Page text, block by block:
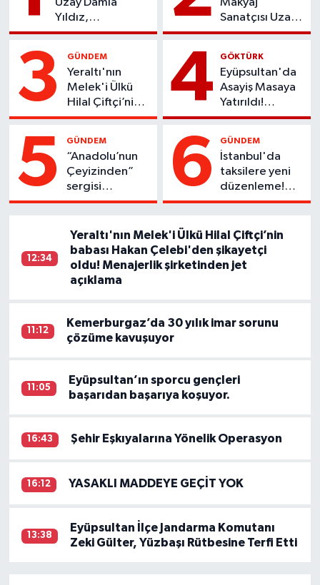
Yıldız,
Uluslararası
Türkiye’yi Temsil
Ediyor
Sanatçısı Uzay
Damla
Unutulmaz
Eğitim
3 GÜNDEM
Yeraltı'nın
Melek'i Ülkü
Hilal Çiftçi’nin
babası Hakan
şikayetçi oldu!
Menajerlik
şirketinden jet
açıklama
4 GÖKTÜRK
Eyüpsultan'da
Asayiş Masaya
Yatırıldı!
Güvenlik
Gerçekleştirildi
5 GÜNDEM
“Anadolu’nun
Çeyizinden”
sergisi
Eyüpsultan’da
buluştu
6 GÜNDEM
İstanbul'da
taksilere yeni
düzenleme!
Araç yaş sınırı
belirlendi.
12:34
Yeraltı'nın Melek'i Ülkü Hilal Çiftçi’nin
babası Hakan Çelebi'den şikayetçi
oldu! Menajerlik şirketinden jet
açıklama
11:12
Kemerburgaz’da 30 yılık imar sorunu
çözüme kavuşuyor
11:05
Eyüpsultan’ın sporcu gençleri
başarıdan başarıya koşuyor.
16:43 Şehir Eşkıyalarına Yönelik Operasyon
16:12 YASAKLI MADDEYE GEÇİT YOK
13:38
Eyüpsultan İlçe Jandarma Komutanı
Zeki Gülter, Yüzbaşı Rütbesine Terfi Etti